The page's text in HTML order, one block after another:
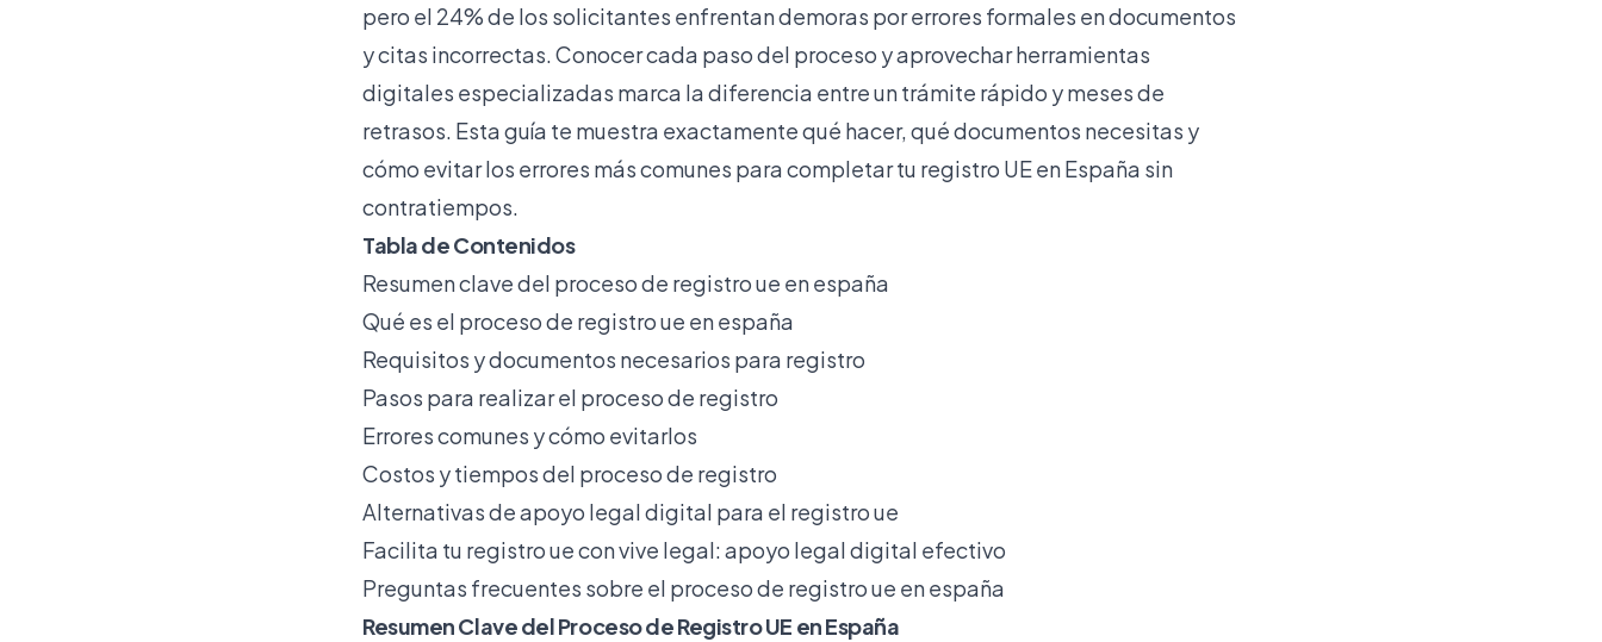
pero el 24% de los solicitantes enfrentan demoras por errores formales en documentos
y citas incorrectas . Conocer cada paso del proceso y aprovechar herramientas
digitales especializadas marca la diferencia entre un trámite rápido y meses de
retrasos. Esta guía te muestra exactamente qué hacer, qué documentos necesitas y
cómo evitar los errores más comunes para completar tu registro UE en España sin
contratiempos.
Tabla de Contenidos
Resumen clave del proceso de registro ue en españa
Qué es el proceso de registro ue en españa
Requisitos y documentos necesarios para registro
Pasos para realizar el proceso de registro
Errores comunes y cómo evitarlos
Costos y tiempos del proceso de registro
Alternativas de apoyo legal digital para el registro ue
Facilita tu registro ue con vive legal: apoyo legal digital efectivo
Preguntas frecuentes sobre el proceso de registro ue en españa
Resumen Clave del Proceso de Registro UE en España